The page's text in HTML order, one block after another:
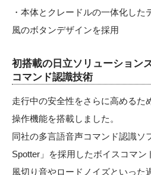
・本体とクレードルの一体化した
風のボタンデザインを採用
初搭載の日立ソリューション
コマンド認識技術
走行中の安全性をさらに高めるた
操作機能を搭載しました。
同社の多言語音声コマンド認識ソ
Spotter」を採用したボイスコマ
風切り音やロードノイズといった